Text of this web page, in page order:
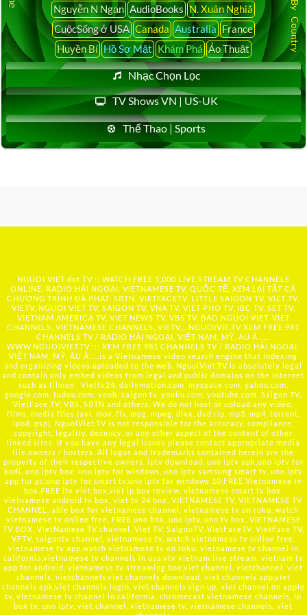
Nguyễn N Ngạn AudioBooks N. Xuân Nghiã
CuộcSống ở USA Canada Australia France
Huyền Bí Hồ Sơ Mật Khám Phá Ảo Thuật
Nhạc Chọn Lọc
TV Shows VN | US-UK
Thể Thao | Sports
NGUOI VIET dot TV :: WATCH FREE 1,000 LIVE STREAM TV CHANNELS
ONLINE, RADIO HẢI NGOẠI, VIETNAMESE TV, QUỐC TẾ, XEM LẠI TẤT CẢ
CHƯƠNG TRÌNH ĐÃ PHÁT: SBTN, VIETFACETV, LITTLE SAIGON TV, VIET TV,
VIETV, NGUOI VIET TV, SAIGON TV, VNA TV, VIET PHO TV, IBC TV, SET TV,
VIETNAM AMERICA TV, VIET NEWS TV, VBS TV, BAO NGUOI VIET, VIET
CHANNELS, VIETNAMESE CHANNELS, VIETV,... NGUOIVIE.TV XEM FREE 981
CHANNELS TV / RADIO HẢI NGOẠI, VIỆT NAM, MỸ, ÂU Á …..
WWW.NGUOIVIET.TV ::: XEM FREE 981 CHANNELS TV / RADIO HẢI NGOẠI,
VIỆT NAM, MỸ, ÂU Á ….is a Vietnamese video search engine that indexing
and organizing videos uploaded to the web. NguoiViet.TV is absolutely legal
and contain only embed videos from legal and public domains on the Internet
such as filmon , Viettv24, dailymotion.com, myspace.com, yahoo.com,
google.com, tudou.com, veoh, saigon tv, youku.com, youtube.com, Saigon TV,
VietFace TV, VBS, SBTN and others. We do not host or upload any video,
films, media files (avi, mov, flv, mpg, mpeg, divx, dvd rip, mp3, mp4, torrent,
ipod, psp), NguoiViet.TV is not responsible for the accuracy, compliance,
copyright, legality, decency, or any other aspect of the content of other
linked sites. If you have any legal issues please contact appropriate media
file owners / hosters. All logos and trademarks contained herein are the
property of their respective owners. iptv download, uno iptv apk,uno iptv for
kodi, uno iptv box, uno iptv for windows, uno iptv samsung smart tv, uno iptv
app for pc,uno iptv for smart tv,uno iptv for windows 10,FREE Vietnamese tv
box,FREE itv viet box,viet ip box review, vietnamese smart tv box,
vietnamese android tv box, viet tv 24 box, VIETNAMESE TV, VIETNAMESE TV
CHANNEL, able box for vietnamese channel, vietnamese tv on roku, watch
vietnamese tv online free, FREE uno box, uno iptv, uno tv box, VIETNAMESE
TV BOX, VietNamese TV channel, Viet TV, SaigonTV, VietFaceTV, VietFace TV,
VFTV, saigontv channel, vietnamese tv, watch vietnamese tv online free,
vietnamese tv app,watch vietnamese tv on roku, vietnamese tv channel in
california,vietnamese tv channels in usa,vtv vietnam live stream, vietnam tv
app for android, vietnamese tv streaming box,viet channel, vietchannel, viet
channels, vietchannels,viet channels download, viet channels app,viet
channels apk,viet channels login, viet channels sign up, viet channel on apple
tv, vietnamese tv channel in california, chromecast vietnamese channels, ip
box tv, uno iptv, viet channel, vietnamese tv, vietnamese channels, viet